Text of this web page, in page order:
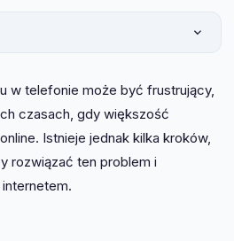
w telefonie może być frustrujący,
czasach, gdy większość
Istnieje jednak kilka kroków,
rozwiązać ten problem i